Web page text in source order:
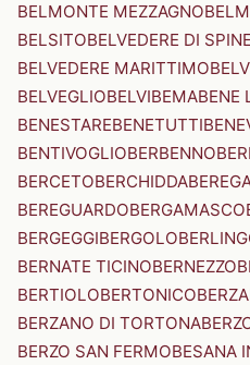
BELMONTE MEZZAGNO
BELSITOBELVEDERE DI
BELVEDERE MARITTIMO
BELVEGLIOBELVIBEMABENE
BENESTAREBENETUTTI
BENTIVOGLIOBERBENNO
BERCETOBERCHIDDA
BEREGUARDOBERGAMASCO
BERGEGGIBERGOLO
BERNATE TICINOBERNEZZO
BERTIOLOBERTONICO
BERZANO DI TORTONA
BERZO SAN FERMOBESANA